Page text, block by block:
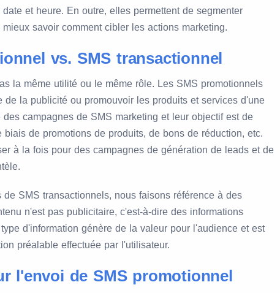
date et heure. En outre, elles permettent de segmenter
mieux savoir comment cibler les actions marketing.
vs. SMS transactionnel
la même utilité ou le même rôle. Les SMS promotionnels
de la publicité ou promouvoir les produits et services d'une
des campagnes de SMS marketing et leur objectif est de
biais de promotions de produits, de bons de réduction, etc.
à la fois pour des campagnes de génération de leads et de
de SMS transactionnels, nous faisons référence à des
n'est pas publicitaire, c'est-à-dire des informations
d'information génère de la valeur pour l'audience et est
préalable effectuée par l'utilisateur.
l'envoi de SMS promotionnel